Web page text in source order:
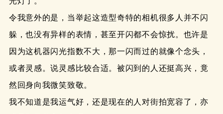
令我意外的是，当举起这造型奇特的相机很多人并不闪
躲，也没有异样的表情，甚至开闪都不会惊扰。也许是
因为这机器闪光指数不大，那一闪而过的就像个念头，
或者灵感。说灵感比较合适。被闪到的人还挺高兴，竟
然回身向我微笑致敬。
我不知道是我运气好，还是现在的人对街拍宽容了，亦